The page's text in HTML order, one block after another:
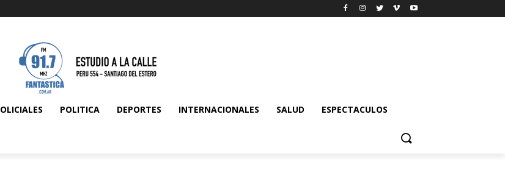
POLITICA DEPORTES INTERNACIONALES SALUD ESPECTACULOS